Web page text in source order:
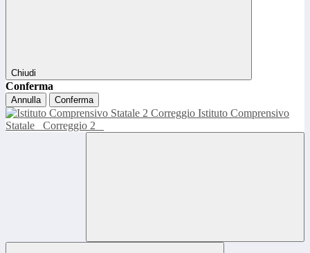
Chiudi
Conferma
Annulla Conferma
Istituto Comprensivo
Statale
Correggio 2